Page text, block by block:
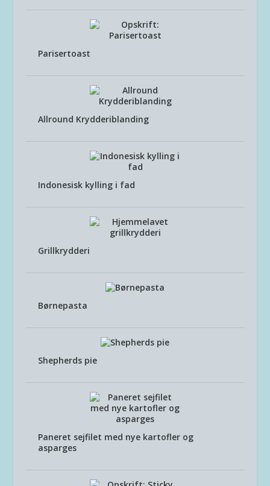
Parisertoast
Allround Krydderiblanding
Indonesisk kylling i fad
Grillkrydderi
Børnepasta
Shepherds pie
Paneret sejfilet med nye kartofler og
asparges